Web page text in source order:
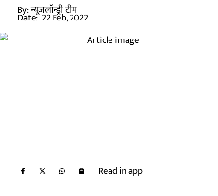
By:न्यूज़लॉन्ड्री टीम
Date: 22 Feb, 2022
Read in app